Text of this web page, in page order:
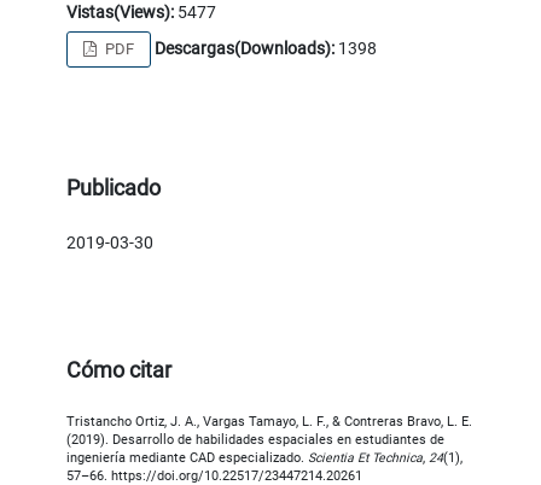
Vistas(Views): 5477
PDF Descargas(Downloads):1398
Publicado
2019-03-30
Cómo citar
Tristancho Ortiz, J. A., Vargas Tamayo, L. F., & Contreras Bravo, L. E.
(2019). Desarrollo de habilidades espaciales en estudiantes de
ingeniería mediante CAD especializado. Scientia Et Technica,24(1),
57–66. https://doi.org/10.22517/23447214.20261